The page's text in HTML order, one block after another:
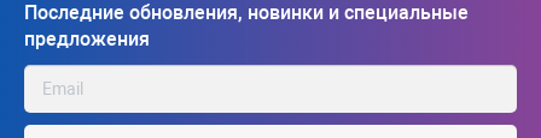
Последние обновления, новинки и специальные
предложения